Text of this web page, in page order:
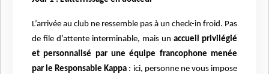
L’arrivée au club ne ressemble pas à un check-in froid. Pas
de file d’attente interminable, mais un accueil privilégié
et personnalisé par une équipe francophone menée
par le Responsable Kappa : ici, personne ne vous impose